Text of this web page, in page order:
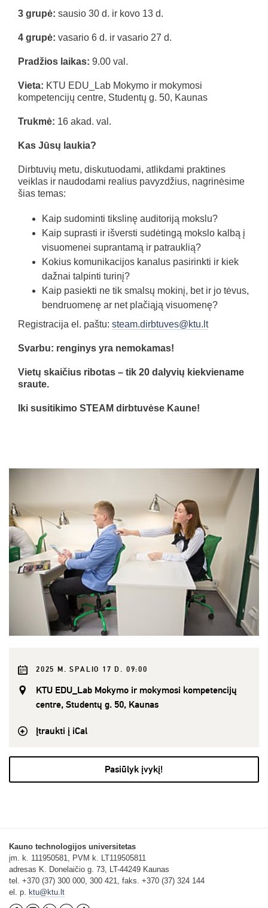
3 grupė: sausio 30 d. ir kovo 13 d.
4 grupė: vasario 6 d. ir vasario 27 d.
Pradžios laikas: 9.00 val.
Vieta: KTU EDU_Lab Mokymo ir mokymosi
kompetencijų centre, Studentų g. 50, Kaunas
Trukmė: 16 akad. val.
Kas Jūsų laukia?
Dirbtuvių metu, diskutuodami, atlikdami praktines
veiklas ir naudodami realius pavyzdžius, nagrinėsime
šias temas:
Kaip sudominti tikslinę auditoriją mokslu?
Kaip suprasti ir išversti sudėtingą mokslo kalbą į
visuomenei suprantamą ir patrauklią?
Kokius komunikacijos kanalus pasirinkti ir kiek
dažnai talpinti turinį?
Kaip pasiekti ne tik smalsų mokinį, bet ir jo tėvus,
bendruomenę ar net plačiąją visuomenę?
Registracija el. paštu: steam.dirbtuves@ktu.lt
Svarbu: renginys yra nemokamas!
Vietų skaičius ribotas – tik 20 dalyvių kiekviename
sraute.
Iki susitikimo STEAM dirbtuvėse Kaune!
2025 M. SPALIO 17 D. 09:00
KTU EDU_Lab Mokymo ir mokymosi kompetencijų
centre, Studentų g. 50, Kaunas
Įtraukti į iCal
Pasiūlyk įvykį!
Kauno technologijos universitetas
įm. k. 111950581, PVM k. LT119505811
adresas K. Donelaičio g. 73, LT-44249 Kaunas
tel. +370 (37) 300 000, 300 421, faks. +370 (37) 324 144
el. p. ktu@ktu.lt